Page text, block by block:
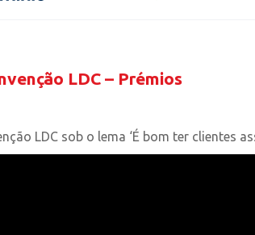
LDC – Prémios
LDC sob o lema ‘É bom ter clientes